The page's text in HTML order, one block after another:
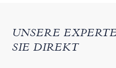
UNSERE
SIE DIREKT